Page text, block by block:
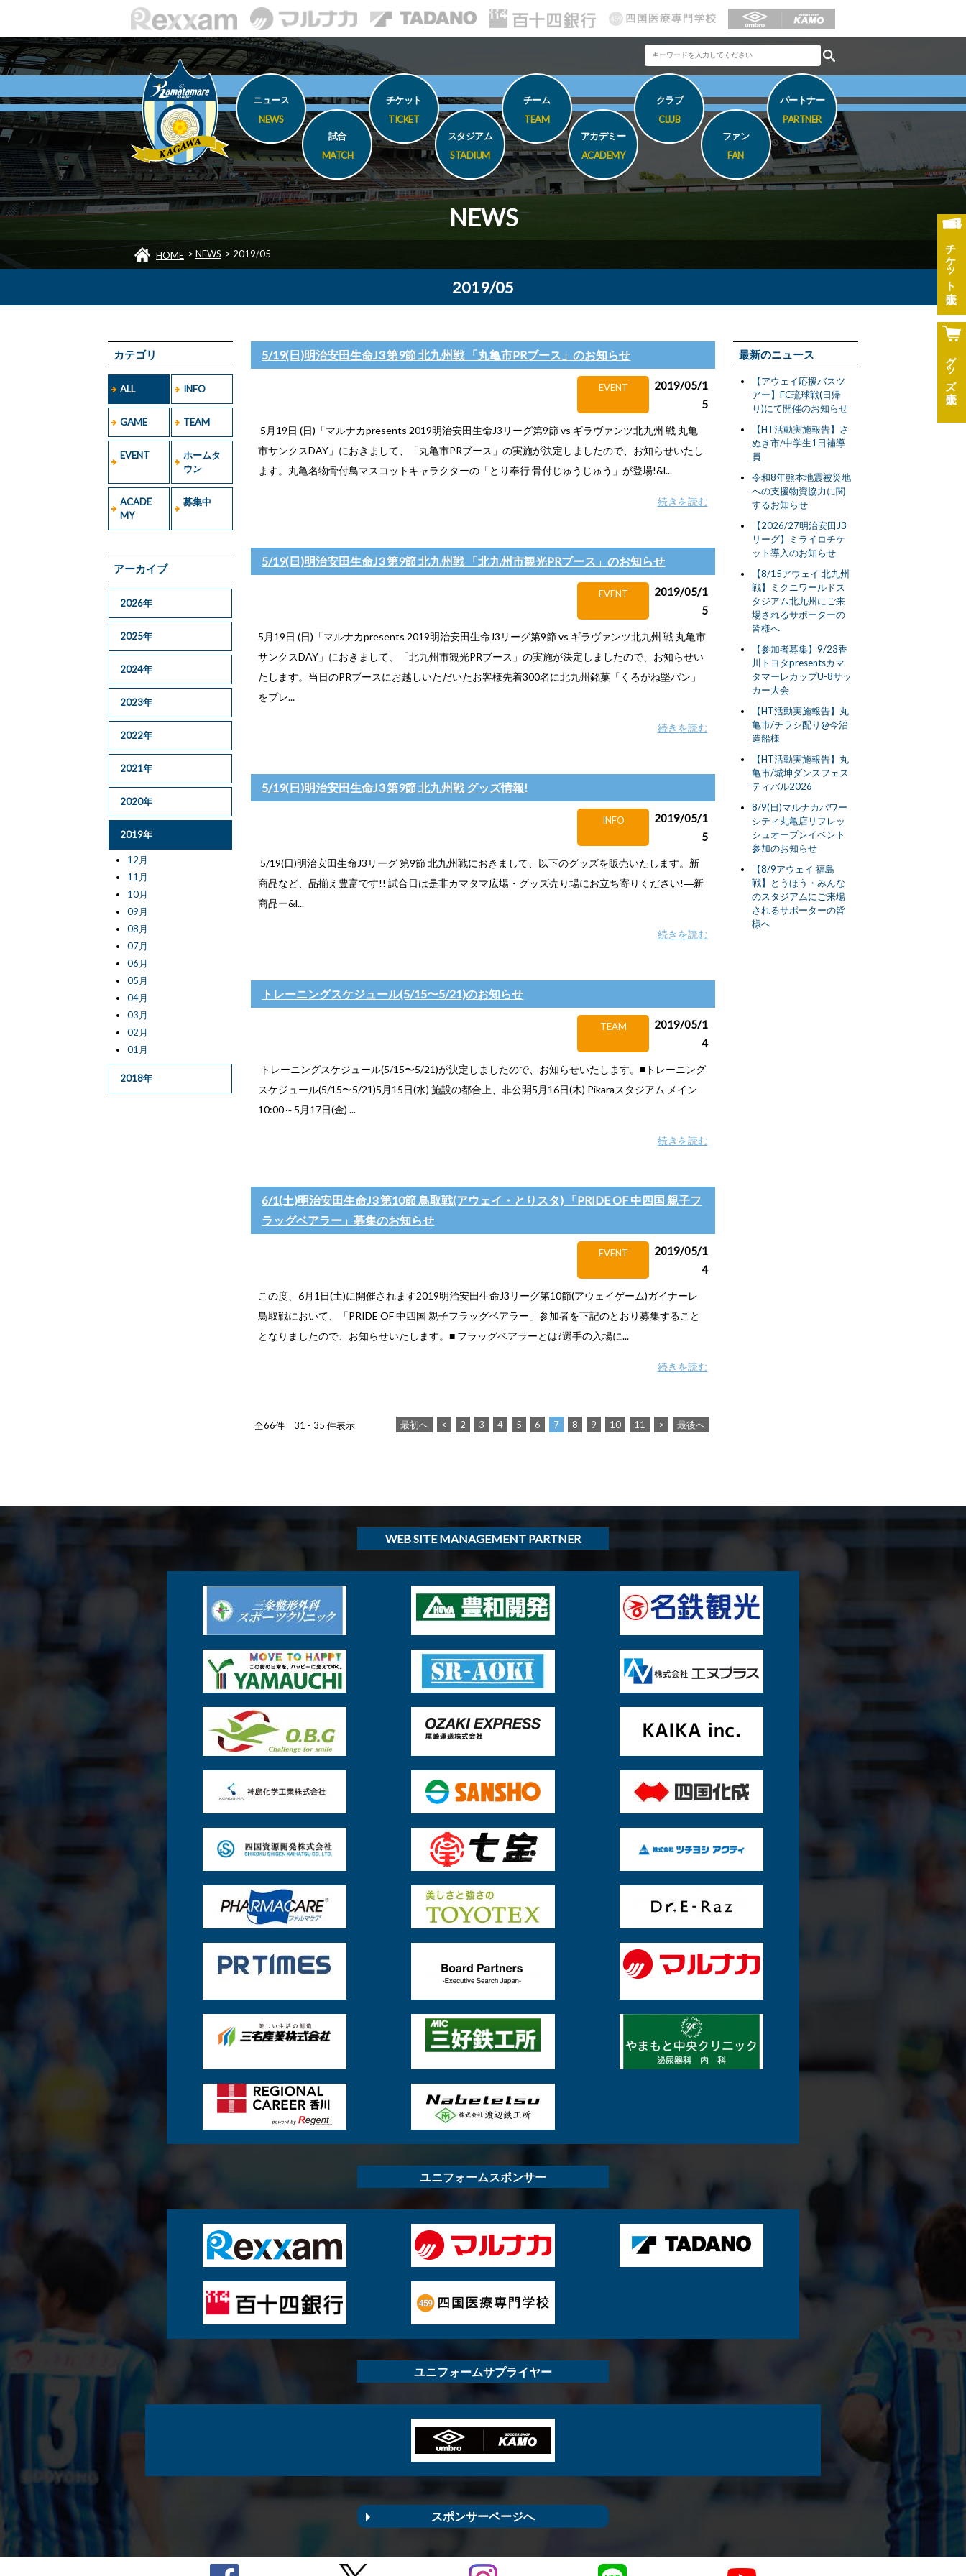
チケット
グッズ
ニュース
NEWS
試合
MATCH
チケット
TICKET
スタジアム
STADIUM
チーム
TEAM
アカデミー
ACADEMY
クラブ
CLUB
ファン
FAN
パートナー
PARTNER
NEWS
HOME > NEWS > 2019/05
2019/05
カテゴリ
ALL INFO
GAME TEAM
EVENT
ホームタ
ウン
ACADE
MY
募集中
アーカイブ
2026年
2025年
2024年
2023年
2022年
2021年
2020年
2019年
12月
11月
10月
09月
08月
07月
06月
05月
04月
03月
02月
01月
2018年
5/19(日)明治安田生命J3 第9節 北九州戦 「丸亀市PRブース」のお知らせ
EVENT
2019/05/1
5
5月19日 (日)「マルナカpresents 2019明治安田生命J3リーグ第9節 vs ギラヴァンツ北九州 戦 丸亀
市サンクスDAY」におきまして、「丸亀市PRブース」の実施が決定しましたので、お知らせいたし
ます。丸亀名物骨付鳥マスコットキャラクターの「とり奉行 骨付じゅうじゅう」が登場!&l...
続きを読む
5/19(日)明治安田生命J3 第9節 北九州戦 「北九州市観光PRブース」のお知らせ
EVENT
2019/05/1
5
5月19日 (日)「マルナカpresents 2019明治安田生命J3リーグ第9節 vs ギラヴァンツ北九州 戦 丸亀市
サンクスDAY」におきまして、「北九州市観光PRブース」の実施が決定しましたので、お知らせい
たします。当日のPRブースにお越しいただいたお客様先着300名に北九州銘菓「くろがね堅パン」
をプレ...
続きを読む
5/19(日)明治安田生命J3 第9節 北九州戦 グッズ情報!
INFO
2019/05/1
5
5/19(日)明治安田生命J3リーグ 第9節 北九州戦におきまして、以下のグッズを販売いたします。新
商品など、品揃え豊富です!! 試合日は是非カマタマ広場・グッズ売り場にお立ち寄りください!―新
商品ー&l...
続きを読む
トレーニングスケジュール(5/15〜5/21)のお知らせ
TEAM
2019/05/1
4
トレーニングスケジュール(5/15〜5/21)が決定しましたので、お知らせいたします。■トレーニング
スケジュール(5/15〜5/21)5月15日(水) 施設の都合上、非公開5月16日(木) Pikaraスタジアム メイン
10:00～5月17日(金) ...
続きを読む
6/1(土)明治安田生命J3 第10節 鳥取戦(アウェイ・とりスタ) 「PRIDE OF 中四国 親子フ
ラッグベアラー」募集のお知らせ
EVENT
2019/05/1
4
この度、6月1日(土)に開催されます2019明治安田生命J3リーグ第10節(アウェイゲーム)ガイナーレ
鳥取戦において、「PRIDE OF 中四国 親子フラッグベアラー」参加者を下記のとおり募集すること
となりましたので、お知らせいたします。■ フラッグベアラーとは?選手の入場に...
続きを読む
全66件 31 - 35 件表示 最初へ < 2 3 4 5 6 7 8 9 10 11 > 最後へ
最新のニュース
【アウェイ応援バスツ
アー】FC琉球戦(日帰
り)にて開催のお知らせ
【HT活動実施報告】さ
ぬき市/中学生1日補導
員
令和8年熊本地震被災地
への支援物資協力に関
するお知らせ
【2026/27明治安田J3
リーグ】ミライロチケ
ット導入のお知らせ
【8/15アウェイ 北九州
戦】ミクニワールドス
タジアム北九州にご来
場されるサポーターの
皆様へ
【参加者募集】9/23香
川トヨタpresentsカマ
タマーレカップU-8サッ
カー大会
【HT活動実施報告】丸
亀市/チラシ配り@今治
造船様
【HT活動実施報告】丸
亀市/城坤ダンスフェス
ティバル2026
8/9(日)マルナカパワー
シティ丸亀店リフレッ
シュオープンイベント
参加のお知らせ
【8/9アウェイ 福島
戦】とうほう・みんな
のスタジアムにご来場
されるサポーターの皆
様へ
WEB SITE MANAGEMENT PARTNER
ユニフォームスポンサー
ユニフォームサプライヤー
スポンサーページへ